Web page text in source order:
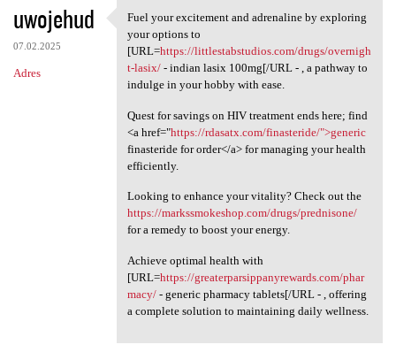
uwojehud
07.02.2025
Adres
Fuel your excitement and
Fuel your excitement and adrenaline by exploring
your options to
[URL=https://littlestabstudios.com/drugs/overnigh
t-lasix/- indian lasix 100mg[/URL - , a pathway to
indulge in your hobby with ease.
Quest for savings on HIV treatment ends here; find
<a href="https://rdasatx.com/finasteride/">generic
finasteride for order</a> for managing your health
efficiently.
Looking to enhance your vitality? Check out the
https://markssmokeshop.com/drugs/prednisone/
for a remedy to boost your energy.
Achieve optimal health with
[URL=https://greaterparsippanyrewards.com/phar
macy/- generic pharmacy tablets[/URL - , offering
a complete solution to maintaining daily wellness.